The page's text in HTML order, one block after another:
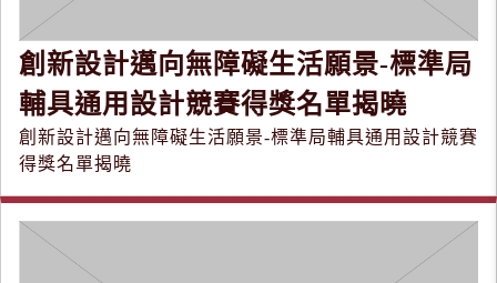
創新設計邁向無障礙生活願景-標準局
輔具通用設計競賽得獎名單揭曉
創新設計邁向無障礙生活願景-標準局輔具通用設計競賽
得獎名單揭曉